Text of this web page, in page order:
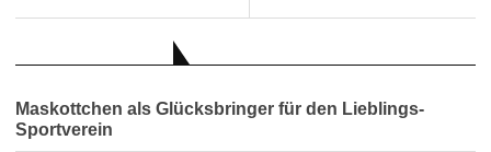
Maskottchen als Glücksbringer für den Lieblings-
Sportverein